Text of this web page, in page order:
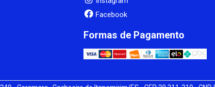
Facebook
Formas de Pagamento